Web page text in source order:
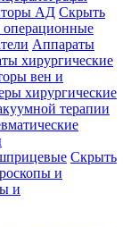
АД Скрыть
Аппараты
хирургические
вен и
хирургические
терапии
Скрыть
и
и